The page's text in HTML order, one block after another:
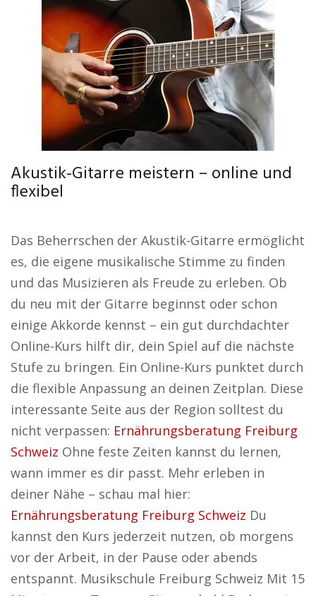
Akustik-Gitarre meistern – online und
flexibel
Das Beherrschen der Akustik-Gitarre ermöglicht
es, die eigene musikalische Stimme zu finden
und das Musizieren als Freude zu erleben. Ob
du neu mit der Gitarre beginnst oder schon
einige Akkorde kennst – ein gut durchdachter
Online-Kurs hilft dir, dein Spiel auf die nächste
Stufe zu bringen. Ein Online-Kurs punktet durch
die flexible Anpassung an deinen Zeitplan. Diese
interessante Seite aus der Region solltest du
nicht verpassen: Ernährungsberatung Freiburg
Schweiz Ohne feste Zeiten kannst du lernen,
wann immer es dir passt. Mehr erleben in
deiner Nähe – schau mal hier:
Ernährungsberatung Freiburg Schweiz Du
kannst den Kurs jederzeit nutzen, ob morgens
vor der Arbeit, in der Pause oder abends
entspannt. Musikschule Freiburg Schweiz Mit 15